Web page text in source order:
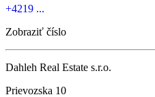
+4219 ...
Zobraziť číslo
Dahleh Real Estate s.r.o.
Prievozska 10